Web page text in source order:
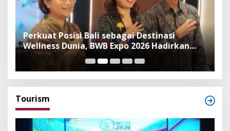
Perkuat Posisi Bali sebagai Destinasi
Wellness Dunia, BWB Expo 2026 Hadirkan
Exhibitor Nasional dan Global
Tourism